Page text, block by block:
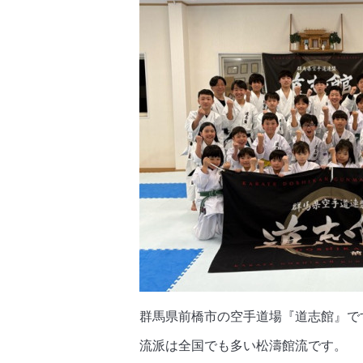
群馬県前橋市の空手道場『道志館』で
流派は全国でも多い松濤館流です。